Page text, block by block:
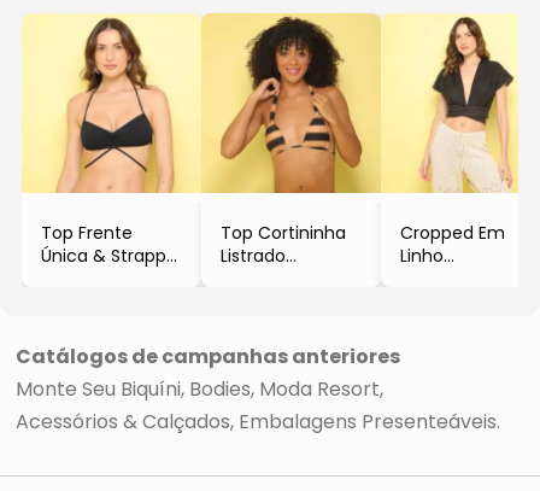
Top Frente
Única & Strappy
Top Cortininha
Listrado
Cropped Em
Linho
Catálogos de campanhas anteriores
Monte Seu Biquíni Bodies Moda Resort
Acessórios & Calçados Embalagens Presenteáveis